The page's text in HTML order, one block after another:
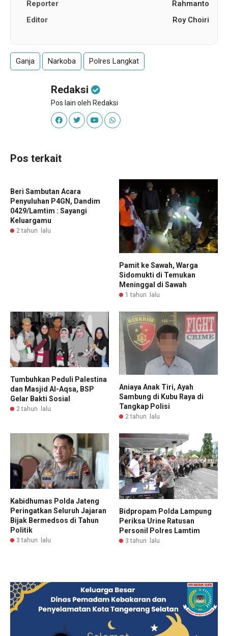
Reporter
Rahmanto
Editor
Roy Choiri
Ganja Narkoba Polres Langkat
Redaksi
Pos lain oleh Redaksi
Pos terkait
Beri Sambutan Acara
Penyuluhan P4GN, Dandim
0429/Lamtim : Sayangi
Keluargamu
2 tahun lalu
Pamit ke Sawah, Warga
Sidomukti di Temukan
Meninggal di Sawah
1 tahun lalu
Tumbuhkan Peduli Palestina
dan Masjid Al-Aqsa, BSP
Gelar Bakti Sosial
2 tahun lalu
Aniaya Anak Tiri, Ayah
Sambung di Kubu Raya di
Tangkap Polisi
2 tahun lalu
Kabidhumas Polda Jateng
Peringatkan Seluruh Jajaran
Bijak Bermedsos di Tahun
Politik
3 tahun lalu
Bidpropam Polda Lampung
Periksa Urine Ratusan
Personil Polres Lamtim
3 tahun lalu